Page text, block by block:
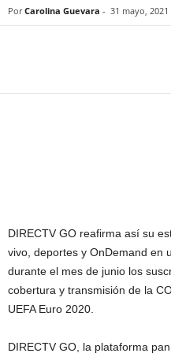
Por Carolina Guevara - 31 mayo, 2021
DIRECTV GO reafirma así su
vivo, deportes y OnDemand en
durante el mes de junio los
cobertura y transmisión de la
UEFA Euro 2020.
DIRECTV GO, la plataforma